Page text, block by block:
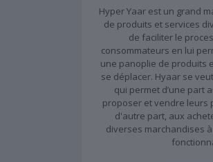
Hyper Yaar est un grand
de produits et services
de faciliter le
consommateurs en lui
une panoplie de produits
se déplacer. Hyaar se
qui permet d’une part
proposer et vendre leurs
d'autre part, aux
diverses marchandises